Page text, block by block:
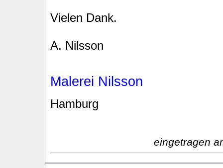
Vielen Dank.
A. Nilsson
Malerei Nilsson
Hamburg
eingetragen